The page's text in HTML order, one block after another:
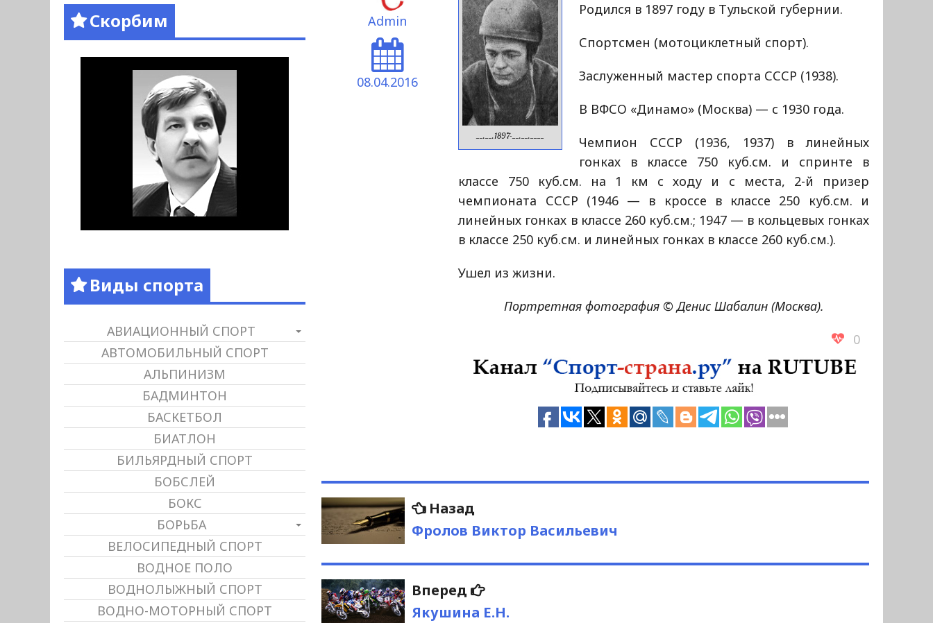
Admin
08.04.2016
__.__.1897-__.__.____
Родился в 1897 году в Тульской губернии.
Спортсмен (мотоциклетный спорт).
Заслуженный мастер спорта СССР (1938).
В ВФСО «Динамо» (Москва) — с 1930 года.
Чемпион СССР (1936, 1937) в линейных
гонках в классе 750 куб.см. и спринте в
классе 750 куб.см. на 1 км с ходу и с места, 2-й призер
чемпионата СССР (1946 — в кроссе в классе 250 куб.см. и
линейных гонках в классе 260 куб.см.; 1947 — в кольцевых гонках
в классе 250 куб.см. и линейных гонках в классе 260 куб.см.).
Ушел из жизни.
Портретная фотография © Денис Шабалин (Москва).
0
Навигация
по
записям
Назад
запись:
Фролов Виктор Васильевич
Вперед
Следующая
запись:
Якушина Е.Н.
Скорбим
Виды спорта
АВИАЦИОННЫЙ СПОРТ
АВТОМОБИЛЬНЫЙ СПОРТ
АЛЬПИНИЗМ
БАДМИНТОН
БАСКЕТБОЛ
БИАТЛОН
БИЛЬЯРДНЫЙ СПОРТ
БОБСЛЕЙ
БОКС
БОРЬБА
ВЕЛОСИПЕДНЫЙ СПОРТ
ВОДНОЕ ПОЛО
ВОДНОЛЫЖНЫЙ СПОРТ
ВОДНО-МОТОРНЫЙ СПОРТ